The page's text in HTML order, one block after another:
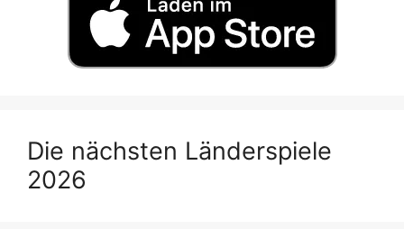
Die nächsten Länderspiele
2026